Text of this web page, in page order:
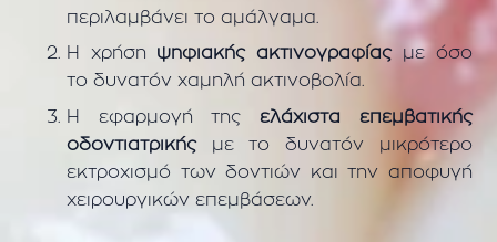
περιλαμβάνει το αμάλγαμα.
Η χρήση ψηφιακής ακτινογραφίαςμε όσο
το δυνατόν χαμηλή ακτινοβολία.
Η εφαρμογή της ελάχιστα επεμβατικής
οδοντιατρικήςμε το δυνατόν μικρότερο
εκτροχισμό των δοντιών και την αποφυγή
χειρουργικών επεμβάσεων.